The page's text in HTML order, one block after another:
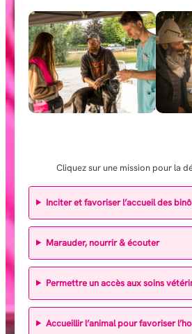
Cliquez sur une mission pour la
Inciter et favoriser l’accueil des
Marauder, nourrir & écouter
Permettre un accès aux soins
Accueillir l’animal pour favoriser